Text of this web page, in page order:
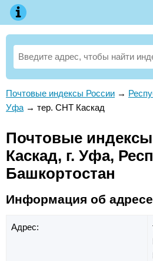
Почтовые индексы России →
Уфа → тер. СНТ Каскад
Почтовые
Каскад, г. Уфа,
Башкортостан
Информация об адресе
Адрес: